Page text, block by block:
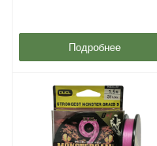
Подробнее